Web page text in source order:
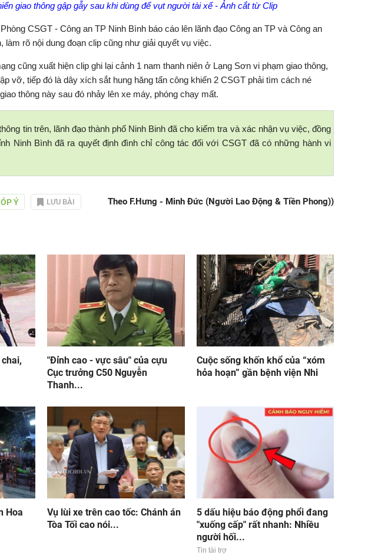
giao thông gập gẫy sau khi dùng để vụt người tài xế - Ảnh cắt từ Clip
CSGT - Công an TP Ninh Bình báo cáo lên lãnh đạo Công an TP và Công an
làm rõ nội dung đoạn clip cũng như giải quyết vụ việc.
cũng xuất hiện clip ghi lại cảnh 1 nam thanh niên ở Lạng Sơn vi phạm giao thông,
vỡ, tiếp đó là dây xích sắt hung hăng tấn công khiến 2 CSGT phải tìm cách né
thông này sau đó nhảy lên xe máy, phóng chạy mất.
tin trên, lãnh đạo thành phố Ninh Binh đã cho kiểm tra và xác nhận vụ việc, đồng
Ninh Bình đã ra quyết định đình chỉ công tác đối với CSGT đã có những hành vi
Ý LƯU BÀI Theo F.Hưng - Minh Đức (Người Lao Động & Tiền Phong))
"Đỉnh cao - vực sâu" của cựu
Cục trưởng C50 Nguyễn
Thanh...
Cuộc sống khốn khổ của “xóm
hỏa hoạn” gần bệnh viện Nhi
Hoa
Vụ lùi xe trên cao tốc: Chánh án
Tòa Tối cao nói...
5 dấu hiệu báo động phổi đang
"xuống cấp" rất nhanh: Nhiều
người hối...
Tin tài trợ